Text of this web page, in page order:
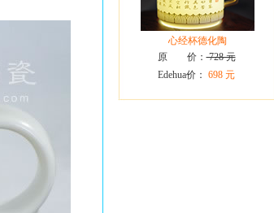
心经杯德化陶
原 价：728 元
Edehua价： 698 元